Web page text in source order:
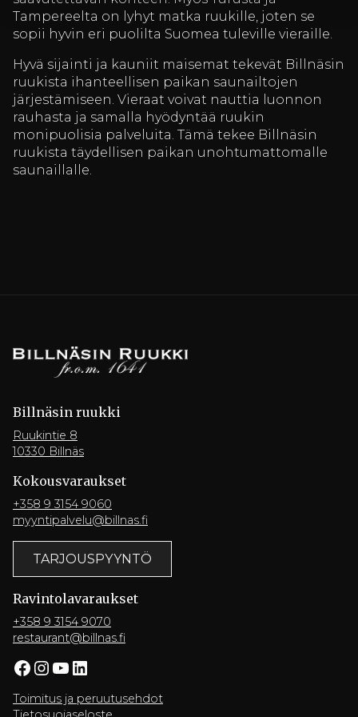
Tampereelta on lyhyt matka ruukille, joten se
sopii hyvin eri puolilta Suomea tuleville vieraille.
Hyvä sijainti ja kauniit maisemat tekevät Billnäsin
ruukista ihanteellisen paikan saunailtojen
järjestämiseen. Vieraat voivat nauttia luonnon
rauhasta ja samalla hyödyntää ruukin
monipuolisia palveluita. Tämä tekee Billnäsin
ruukista täydellisen paikan unohtumattomalle
saunaillalle.
Billnäsin ruukki
Ruukintie 8
10330 Billnäs
Kokousvaraukset
+358 9 3154 9060
myyntipalvelu@billnas.fi
TARJOUSPYYNTÖ
Ravintola­varaukset
+358 9 3154 9070
restaurant@billnas.fi
Facebook InstagramYouTube LinkedIn
Toimitus ja peruutusehdot